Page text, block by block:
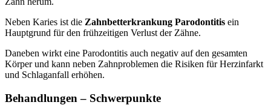
Neben Karies ist die Zahnbetterkrankung Parodontitis ein
Hauptgrund für den frühzeitigen Verlust der Zähne.
Daneben wirkt eine Parodontitis auch negativ auf den gesamten
Körper und kann neben Zahnproblemen die Risiken für Herzinfarkt
und Schlaganfall erhöhen.
Behandlungen – Schwerpunkte